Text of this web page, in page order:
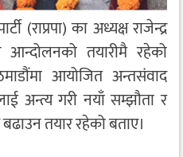
(राप्रपा) का अध्यक्ष राजेन्द्र
आन्दोलनको तयारीमै रहेको
आयोजित अन्तसंवाद
अन्त्य गरी नयाँ सम्झौता र
तयार रहेको बताए।